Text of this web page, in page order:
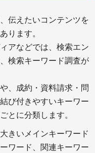
が９割！ 推敲～校
意点
、動画・サイトの
伝えたいコンテンツを
ります。
アなどでは、検索エン
検索キーワード調査が
、成約・資料請求・問
び付きやすいキーワー
とに分類します。
きいメインキーワード
ワード、関連キーワー